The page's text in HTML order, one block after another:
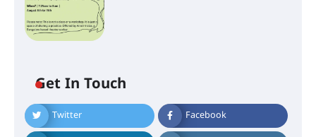
Get In Touch
Twitter Facebook
ഐ.ഐ.ടി മദ്രാസ്സിൽ നിന്നും
ഡോക്ടറേറ്റ് – ഇരിങ്ങാലക്കുട